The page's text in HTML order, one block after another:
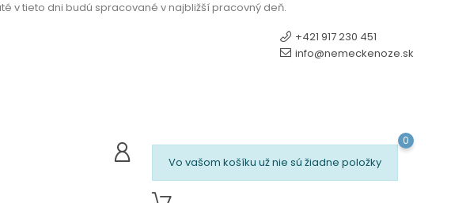
v tieto dni budú spracované v najbližší pracovný deň.
+421 917 230 451
info@nemeckenoze.sk
Vo vašom košíku už nie sú žiadne položky
0